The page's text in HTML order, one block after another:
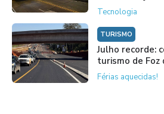
Tecnologia
TURISMO
Julho recorde:
turismo de Foz
Férias aquecidas!